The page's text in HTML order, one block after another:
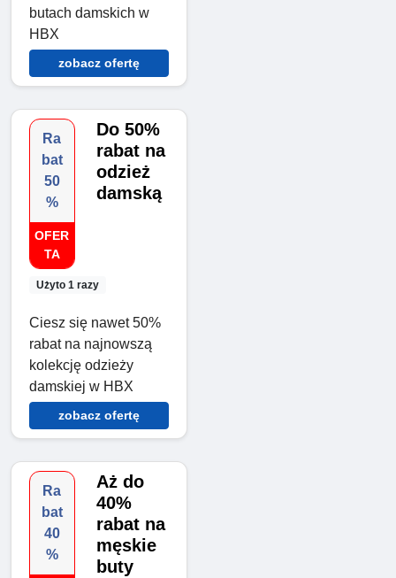
butach damskich w
HBX
zobacz ofertę
Ra
bat
50
%
OFER
TA
Użyto 1 razy
Do 50%
rabat na
odzież
damską
Ciesz się nawet 50%
rabat na najnowszą
kolekcję odzieży
damskiej w HBX
zobacz ofertę
Ra
bat
40
%
Aż do
40%
rabat na
męskie
buty